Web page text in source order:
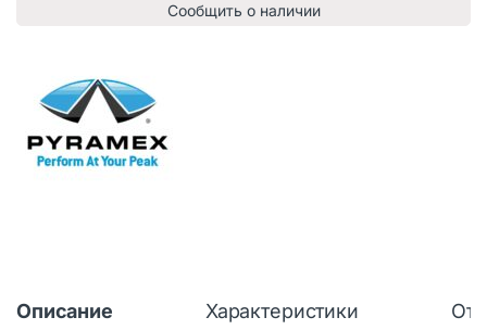
Сообщить о наличии
Описание Характеристики